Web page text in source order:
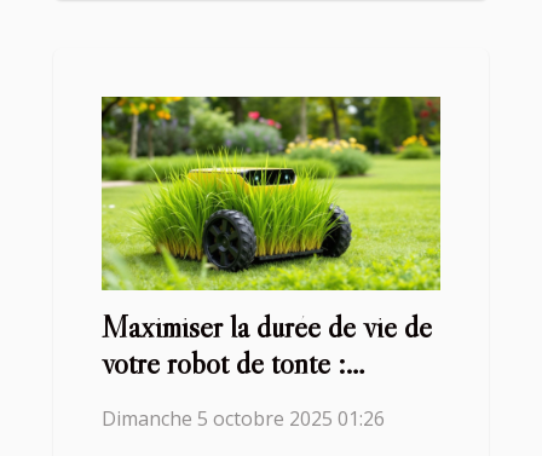
Maximiser la durée de vie de
votre robot de tonte :
Dimanche 5 octobre 2025 01:26